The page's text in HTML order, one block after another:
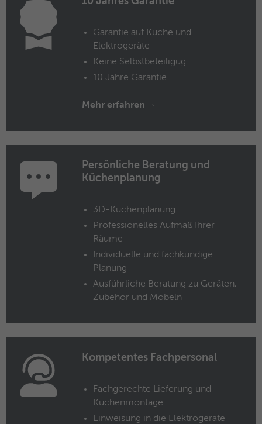
Garantie auf Küche und
Elektrogeräte
Keine Selbstbeteiligug
10 Jahre Garantie
Mehr erfahren
Persönliche Beratung und
Küchenplanung
3D-Küchenplanung
Professionelles Aufmaß Ihrer
Räume
Individuelle und fachkundige
Planung
Ausführliche Beratung zu Geräten,
Zubehör und Möbeln
Kompetentes Fachpersonal
Fachgerechte Lieferung und
Küchenmontage
Einweisung in die Elektrogeräte
Anbieter
Laufzeit Browsersession
Verbindet mehrere Seitenaufrufe eines
Anbieter Microsoft Clarity
Gibt an, wann Clarity diesen Benutzer zum
ersten Mal auf einer Site gesehen hat, die
Clarity verwendet.
Microsoft Clarity
Laufzeit 10 Minuten
Zweck
Werbezwecke, übertragen wird . Clarity
Wert immer auf 0 gesetzt.